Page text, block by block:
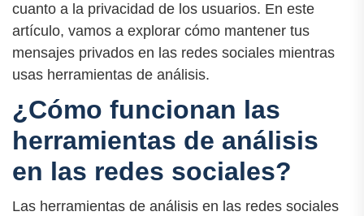
cuanto a la privacidad de los usuarios. En este
artículo, vamos a explorar cómo mantener tus
mensajes privados en las redes sociales mientras
usas herramientas de análisis.
¿Cómo funcionan las
herramientas de análisis
en las redes sociales?
Las herramientas de análisis en las redes sociales